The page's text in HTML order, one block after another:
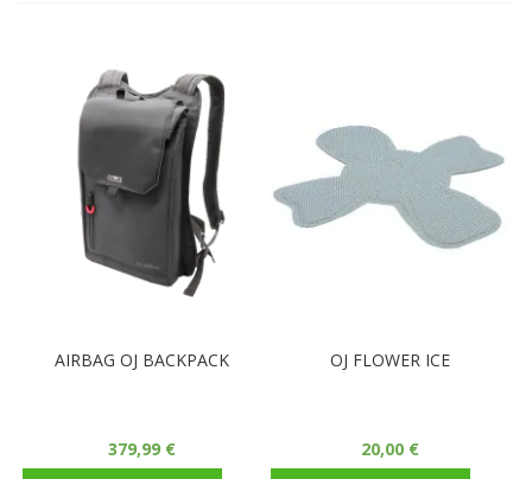
AIRBAG OJ BACKPACK
379,99 €
OJ FLOWER ICE
20,00 €